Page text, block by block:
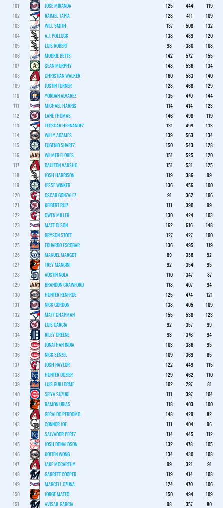
101
JOSE MIRANDA 125 444
119
102
RAIMEL TAPIA 128 411
109
103
WILL SMITH 137 508
132
104
A.J. POLLOCK 138 489
120
105
LUIS ROBERT 98 380
108
106
MOOKIE BETTS 142 572
155
107
SEAN MURPHY 148 536
134
108
CHRISTIAN WALKER 160 583
140
109
JUSTIN TURNER 128 468
129
110
YORDAN ALVAREZ 135 470
144
111
MICHAEL HARRIS 114 414
123
112
LANE THOMAS 146 498
119
113
TEOSCAR HERNANDEZ 131 499
133
114
WILLY ADAMES 139 563
134
115
EUGENIO SUAREZ 150 543
128
116
WILMER FLORES 151 525
120
117
DAULTON VARSHO 151 531
125
118
JOSH HARRISON 119 386
99
119
JESSE WINKER 136 456
100
120
OSCAR GONZALEZ 91 362
106
121
KEIBERT RUIZ 111 390
99
122
OWEN MILLER 130 424
103
123
MATT OLSON 162 616
148
124
BRYSON STOTT 127 427
100
125
EDUARDO ESCOBAR 136 495
119
126
MANUEL MARGOT 89 336
92
127
TREY MANCINI 92 354
95
128
AUSTIN NOLA 110 347
87
129
BRANDON CRAWFORD 118 407
94
130
HUNTER RENFROE 125 474
121
131
NICK GORDON 138 405
109
132
MATT CHAPMAN 155 538
123
133
LUIS GARCIA 92 357
99
134
RILEY GREENE 93 376
94
135
JONATHAN INDIA 103 386
95
136
NICK SENZEL 109 369
85
137
JOSH NAYLOR 122 449
115
138
HUNTER DOZIER 129 462
110
139
LUIS GUILLORME 102 297
81
140
SEIYA SUZUKI 111 397
104
141
RAMON URIAS 118 403
100
142
GERALDO PERDOMO 148 429
82
143
CONNOR JOE 111 404
96
144
SALVADOR PEREZ 114 445
112
145
JOSH DONALDSON 132 478
105
146
KOLTEN WONG 134 430
108
147
JAKE MCCARTHY 99 321
91
148
GARRETT COOPER 119 414
108
149
MARCELL OZUNA 124 470
106
150
JORGE MATEO 150 494
109
151
AVISAIL GARCIA 98 357
80